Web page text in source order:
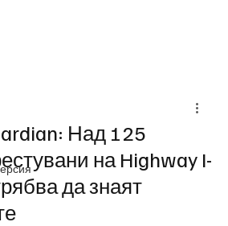
Над 125
на Highway I-
да знаят